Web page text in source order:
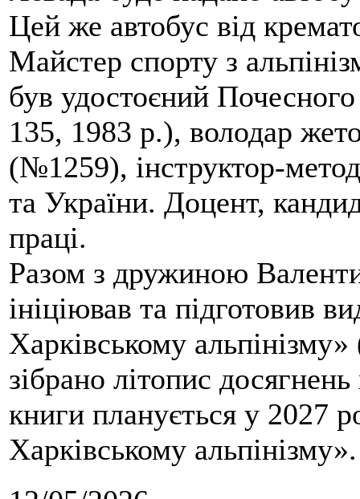
Цей же автобус від
Майстер спорту з
був удостоєний
135, 1983 р.), володар
(№1259), інструктор-
та України. Доцент,
праці.
Разом з дружиною
ініціював та підготовив
Харківському
зібрано літопис
книги планується у 2027
Харківському альпінізму».